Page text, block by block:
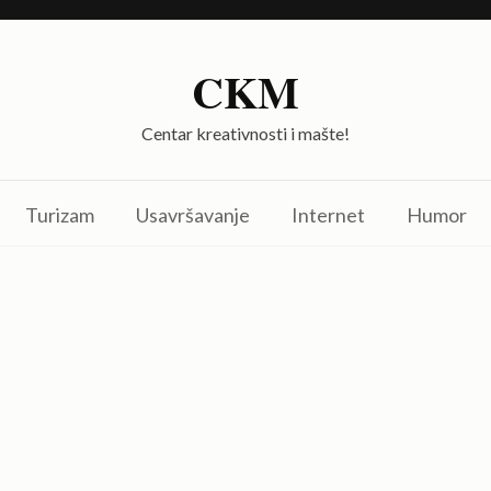
CKM
Centar kreativnosti i mašte!
Turizam Usavršavanje Internet Humor